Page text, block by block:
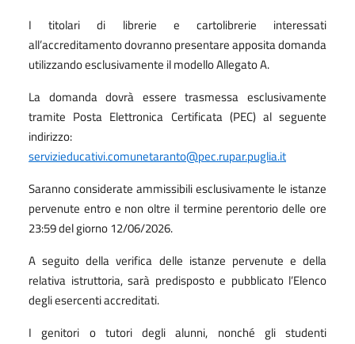
I titolari di librerie e cartolibrerie interessati
all’accreditamento dovranno presentare apposita domanda
utilizzando esclusivamente il modello Allegato A.
La domanda dovrà essere trasmessa esclusivamente
tramite Posta Elettronica Certificata (PEC) al seguente
indirizzo:
servizieducativi.comunetaranto@pec.rupar.puglia.it
Saranno considerate ammissibili esclusivamente le istanze
pervenute entro e non oltre il termine perentorio delle ore
23:59 del giorno 12/06/2026.
A seguito della verifica delle istanze pervenute e della
relativa istruttoria, sarà predisposto e pubblicato l’Elenco
degli esercenti accreditati.
I genitori o tutori degli alunni, nonché gli studenti